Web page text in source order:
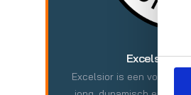
Excelsior
Excelsior is een